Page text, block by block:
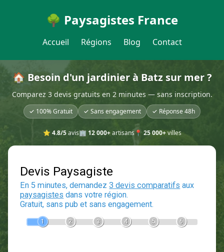
🌳 Paysagistes France
Accueil Régions Blog Contact
🏠 Besoin d'un jardinier à Batz sur mer ?
Comparez 3 devis gratuits en 2 minutes — sans inscription.
✓ 100% Gratuit ✓ Sans engagement ✓ Réponse 48h
⭐ 4.8/5avis🏢 12 000+artisans📍 25 000+villes
Devis Paysagiste
En 5 minutes, demandez3 devis comparatifs